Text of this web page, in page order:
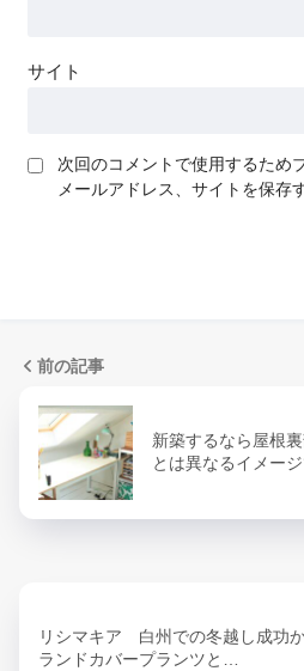
サイト
次回のコメントで使用するため
メールアドレス、サイトを保存
前の記事
新築するなら屋根
とは異なるイメー
リシマキア 白州での冬越し成功
ランドカバープランツと…